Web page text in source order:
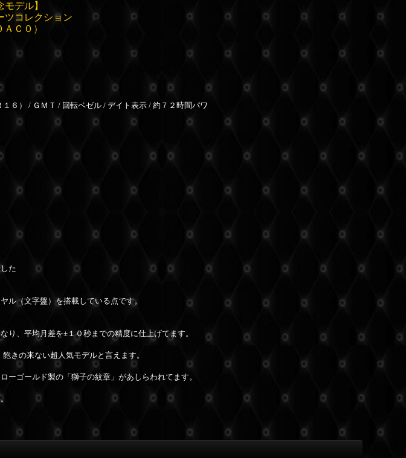
デル】
ツコレクション
Ｃ０）
６） / ＧＭＴ / 回転ベゼル / デイト表示 / 約７２時間パワ
た
ル（文字盤）を搭載している点です。
、平均月差を±１０秒までの精度に仕上げてます。
きの来ない超人気モデルと言えます。
ーゴールド製の「獅子の紋章」があしらわれてます。